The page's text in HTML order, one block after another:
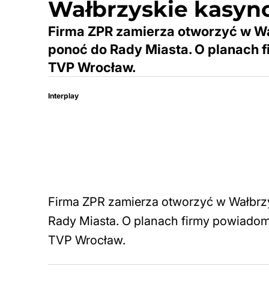
Wałbrzyskie
Firma ZPR zamierza otworzyć w
ponoć do Rady Miasta. O
TVP Wrocław.
Interplay
Firma ZPR zamierza otworzyć w
Rady Miasta. O planach firmy
TVP Wrocław.